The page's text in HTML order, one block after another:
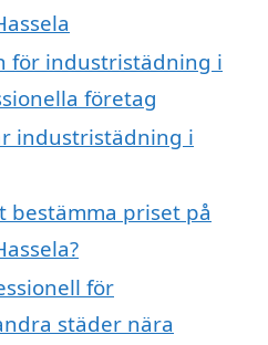
för industristädning i
företag
industristädning i
bestämma priset på
för
städer nära